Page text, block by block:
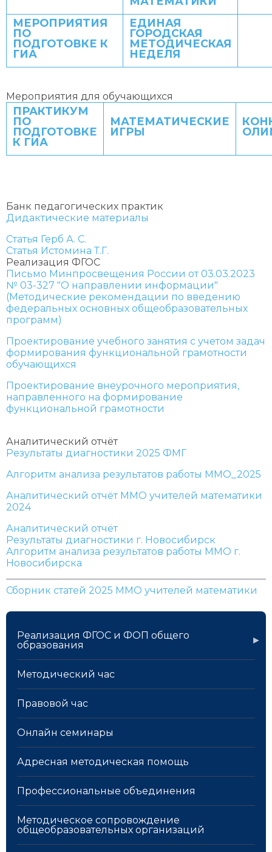
МЕРОПРИЯТИЯ
ПО
ПОДГОТОВКЕ К
ГИА
ЕДИНАЯ
ГОРОДСКАЯ
МЕТОДИЧЕСКАЯ
НЕДЕЛЯ
Мероприятия для обучающихся
ПРАКТИКУМ
ПО
ПОДГОТОВКЕ
К ГИА
МАТЕМАТИЧЕСКИЕ
ИГРЫ
Банк педагогических практик
Дидактические материалы
Статья Герб А. С.
Статья Истомина Т.Г.
Реализация ФГОС
Письмо Минпросвещения России от 03.03.2023
№ 03-327 "О направлении информации"
(Методические рекомендации по введению
федеральных основных общеобразовательных
программ)
Проектирование учебного занятия с учетом задач
формирования функциональной грамотности
обучающихся
Проектирование внеурочного мероприятия,
направленного на формирование
функциональной грамотности
Аналитический отчёт
Результаты диагностики 2025 ФМГ
Алгоритм анализа результатов работы ММО_2025
Аналитический отчёт ММО учителей математики
2024
Аналитический отчёт
Результаты диагностики г. Новосибирск
Алгоритм анализа результатов работы ММО г.
Новосибирска
Сборник статей 2025 ММО учителей математики
Реализация ФГОС и ФОП общего
образования
Методический час
Правовой час
Онлайн семинары
Адресная методическая помощь
Профессиональные объединения
Методическое сопровождение
общеобразовательных организаций